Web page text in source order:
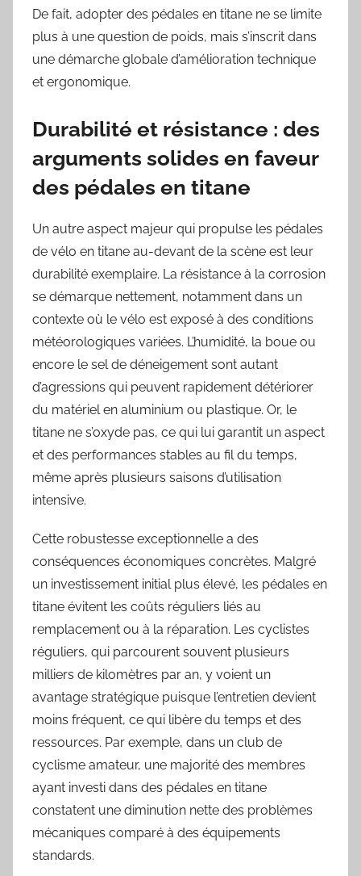
De fait, adopter des pédales en titane ne se limite
plus à une question de poids, mais s’inscrit dans
une démarche globale d’amélioration technique
et ergonomique.
Durabilité et résistance : des
arguments solides en faveur
des pédales en titane
Un autre aspect majeur qui propulse les pédales
de vélo en titane au-devant de la scène est leur
durabilité exemplaire. La résistance à la corrosion
se démarque nettement, notamment dans un
contexte où le vélo est exposé à des conditions
météorologiques variées. L’humidité, la boue ou
encore le sel de déneigement sont autant
d’agressions qui peuvent rapidement détériorer
du matériel en aluminium ou plastique. Or, le
titane ne s’oxyde pas, ce qui lui garantit un aspect
et des performances stables au fil du temps,
même après plusieurs saisons d’utilisation
intensive.
Cette robustesse exceptionnelle a des
conséquences économiques concrètes. Malgré
un investissement initial plus élevé, les pédales en
titane évitent les coûts réguliers liés au
remplacement ou à la réparation. Les cyclistes
réguliers, qui parcourent souvent plusieurs
milliers de kilomètres par an, y voient un
avantage stratégique puisque l’entretien devient
moins fréquent, ce qui libère du temps et des
ressources. Par exemple, dans un club de
cyclisme amateur, une majorité des membres
ayant investi dans des pédales en titane
constatent une diminution nette des problèmes
mécaniques comparé à des équipements
standards.